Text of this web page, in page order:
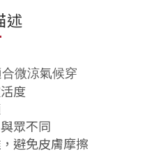
述
微涼氣候穿
度
眾不同
避免皮膚摩擦